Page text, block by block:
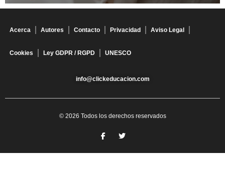
Acerca Autores Contacto Privacidad Aviso Legal
Cookies Ley GDPR / RGPD UNESCO
info@clickeducacion.com
© 2026 Todos los derechos reservados